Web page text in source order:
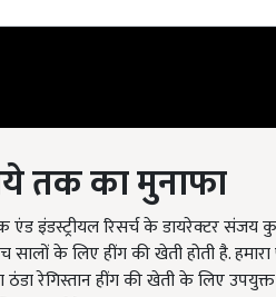
तककामुनाफा
इंडस्ट्रीयल रिसर्च के डायरेक्टर संजय
के लिए हींग की खेती होती है.
ठंडा रेगिस्तान हींग की खेती के लिए
आदर्श है.